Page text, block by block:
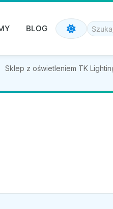
BLOG
Sklep z oświetleniem TK